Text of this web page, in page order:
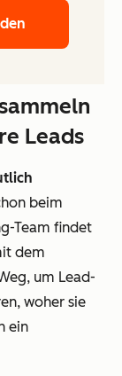
Leads
beim
Team findet
dem
um Lead-
woher sie
ein